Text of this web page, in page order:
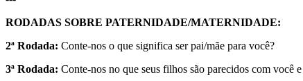
RODADAS SOBRE PATERNIDADE/MATERNIDADE:
2ª Rodada: Conte-nos o que significa ser pai/mãe para você?
3ª Rodada: Conte-nos no que seus filhos são parecidos com você